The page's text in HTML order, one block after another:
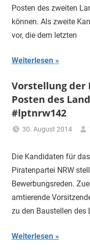
Posten des zweiten
können. Als zweite
vor, die dem letzten
Weiterlesen
Vorstellung der
Posten des
#lptnrw142
30. August 2014
Die Kandidaten für
Piratenpartei NRW
Bewerbungsreden.
amtierende
zu den Baustellen des
Weiterlesen